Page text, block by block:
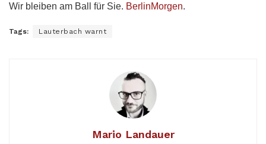
Wir bleiben am Ball für Sie. BerlinMorgen.
Tags: Lauterbach warnt
Mario Landauer